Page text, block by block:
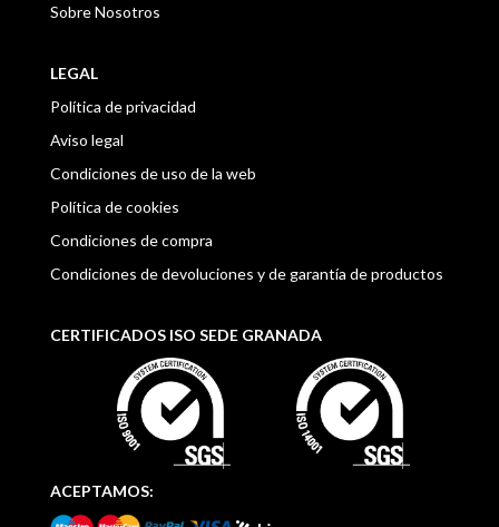
Sobre Nosotros
LEGAL
Política de privacidad
Aviso legal
Condiciones de uso de la web
Política de cookies
Condiciones de compra
Condiciones de devoluciones yde garantía de productos
CERTIFICADOS ISO SEDE GRANADA
ACEPTAMOS: